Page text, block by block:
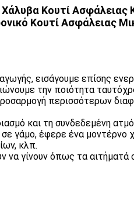
Κουτί Ασφάλειας
Κουτί Ασφάλειας
εισάγουμε επίσης
την ποιότητα
περισσότερων
και τη συνδεδεμένη
γάμο, έφερε ένα μοντέρνο
κλπ.
να γίνουν όπως τα αιτήματά